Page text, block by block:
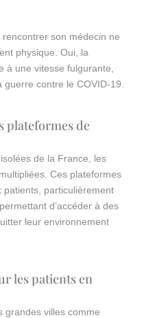
son médecin ne
physique. Oui, la
à une vitesse fulgurante,
contre le COVID-19.
plateformes de
de la France, les
Ces plateformes
patients, particulièrement
d’accéder à des
leur environnement
les patients en
grandes villes comme